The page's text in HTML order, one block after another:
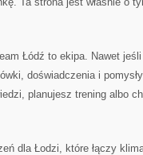
Łódź to ekipa. Nawet
doświadczenia i
planujesz trening albo
dla Łodzi, które łączy